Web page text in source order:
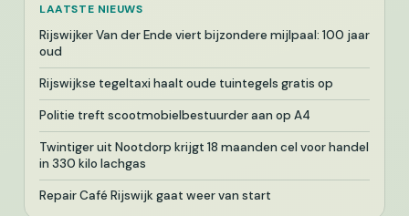
LAATSTE NIEUWS
Rijswijker Van der Ende viert bijzondere mijlpaal: 100 jaar
oud
Rijswijkse tegeltaxi haalt oude tuintegels gratis op
Politie treft scootmobielbestuurder aan op A4
Twintiger uit Nootdorp krijgt 18 maanden cel voor handel
in 330 kilo lachgas
Repair Café Rijswijk gaat weer van start